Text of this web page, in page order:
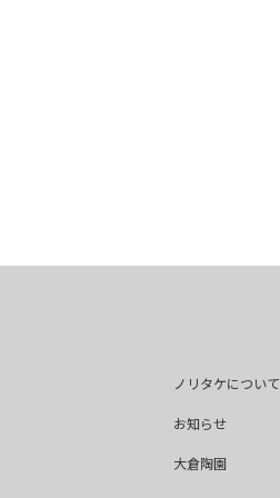
ノリタケについて
お知らせ
大倉陶園